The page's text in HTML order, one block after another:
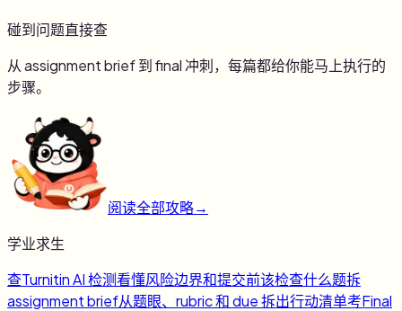
碰到问题直接查
从 assignment brief 到 final 冲刺，每篇都给你能马上执行的
步骤。
阅读全部攻略→
学业求生
查Turnitin AI 检测看懂风险边界和提交前该检查什么题拆
assignment brief从题眼、rubric 和 due 拆出行动清单考Final